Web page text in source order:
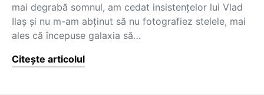
mai degrabă somnul, am cedat insistențelor lui Vlad
Ilaș și nu m-am abținut să nu fotografiez stelele, mai
ales că începuse galaxia să…
Citește articolul